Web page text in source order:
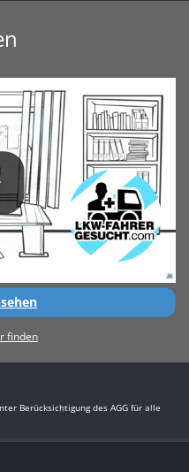
finden
Berücksichtigung des AGG für alle